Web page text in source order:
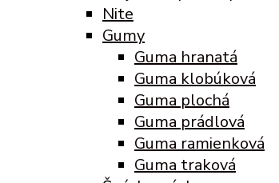
Nite
Gumy
Guma hranatá
Guma klobúková
Guma plochá
Guma prádlová
Guma ramienková
Guma traková